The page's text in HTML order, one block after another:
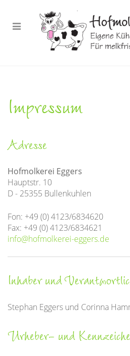
Impressum
Adresse
Hofmolkerei Eggers
Hauptstr. 10
D - 25355 Bullenkuhlen
Fon: +49 (0) 4123/6834620
Fax: +49 (0) 4123/6834621
info@hofmolkerei-eggers.de
Inhaber und
Stephan Eggers und Corinna
Urheber- und